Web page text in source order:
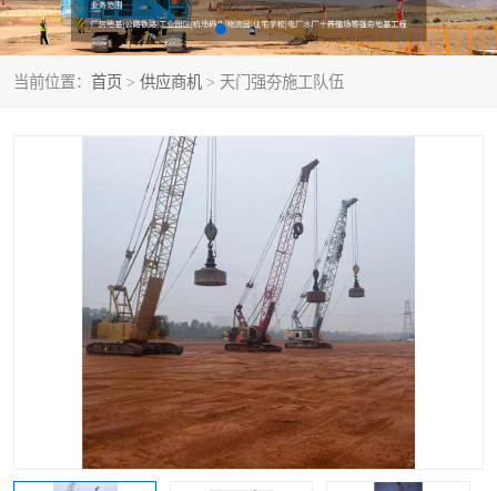
当前位置： 首页 > 供应商机 > 天门强夯施工队伍
强夯队伍